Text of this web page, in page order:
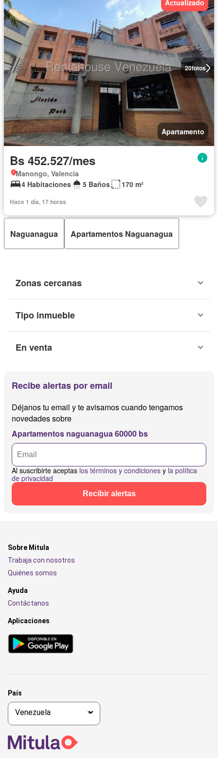
20fotos
Actualizado
Apartamento
Bs 452.527/mes
Manongo, Valencia
4 Habitaciones
5 Baños 170 m²
Hace 1 día, 17 horas
Naguanagua Apartamentos Naguanagua
Zonas cercanas
Tipo inmueble
En venta
Recibe alertas por email
Déjanos tu email y te avisamos cuando tengamos
novedades sobre
Apartamentos naguanagua 60000 bs
Al suscribirte aceptas los términos y condiciones y la política
de privacidad
Recibir alertas
Sobre Mitula
Trabaja con nosotros
Quiénes somos
Ayuda
Contáctanos
Aplicaciones
País